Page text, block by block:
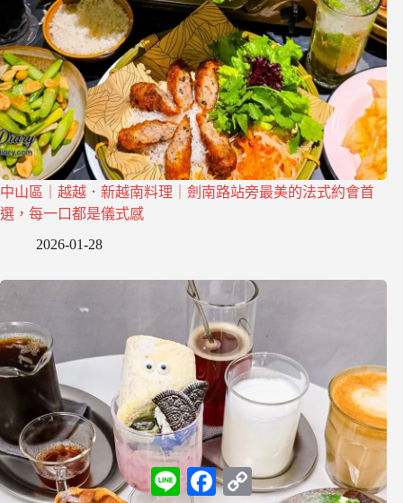
中山區｜越越．新越南料理｜劍南路站旁最美的法式約會首
選，每一口都是儀式感
2026-01-28
L
F
a
C
o